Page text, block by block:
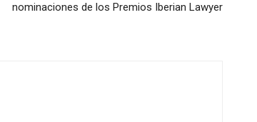
nominaciones de los Premios Iberian Lawyer